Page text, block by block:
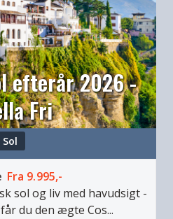
efterår 2026 -
Fri
Fra 9.995,-
sol og liv med havudsigt -
du den ægte Cos...